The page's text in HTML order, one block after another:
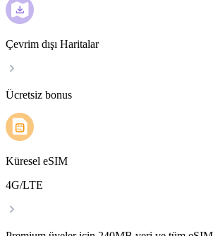
Çevrim dışı Haritalar
Ücretsiz bonus
Küresel eSIM
4G/LTE